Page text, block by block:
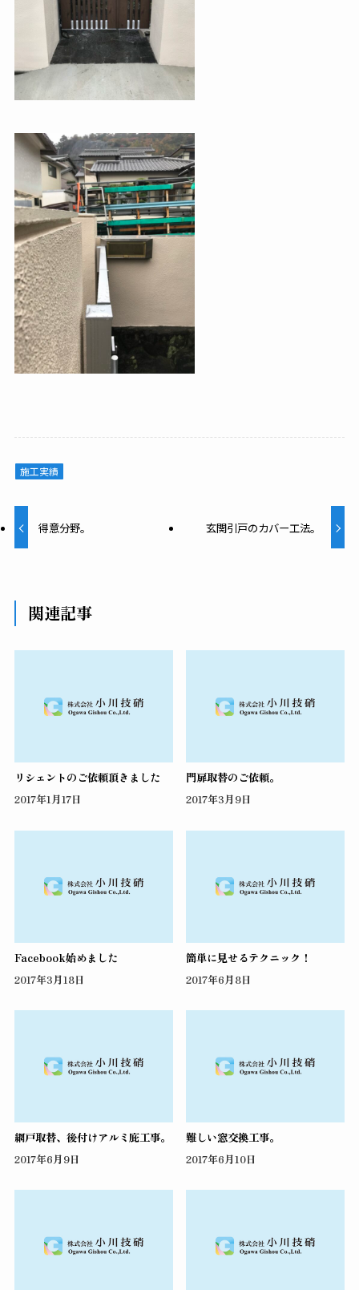
施工実績
得意分野。 玄関引戸のカバー工法。
関連記事
リシェントのご依頼頂きました
2017年1月17日
門扉取替のご依頼。
2017年3月9日
Facebook始めました
2017年3月18日
簡単に見せるテクニック！
2017年6月8日
網戸取替、後付けアルミ庇工事。
2017年6月9日
難しい窓交換工事。
2017年6月10日